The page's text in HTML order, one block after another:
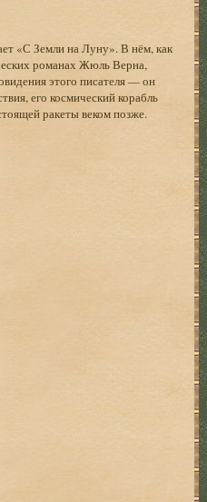
«С Земли на Луну». В нём, как
романах Жюль Верна,
этого писателя — он
его космический корабль
ракеты веком позже.